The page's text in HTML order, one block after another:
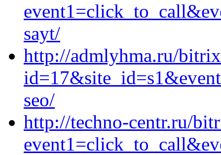
sayt/
http://admlyhma.ru/
seo/
http://techno-centr.ru/